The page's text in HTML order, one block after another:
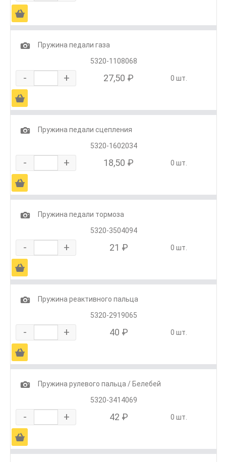
Ä
1
Пружина педали газа
5320-1108068
- + 27,50 ₽ 0 шт.
Ä
1
Пружина педали сцепления
5320-1602034
- + 18,50 ₽ 0 шт.
Ä
1
Пружина педали тормоза
5320-3504094
- + 21 ₽ 0 шт.
Ä
1
Пружина реактивного пальца
5320-2919065
- + 40 ₽ 0 шт.
Ä
1
Пружина рулевого пальца / Белебей
5320-3414069
- + 42 ₽ 0 шт.
Ä